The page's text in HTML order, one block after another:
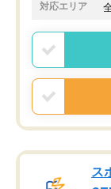
対応エリア
ス